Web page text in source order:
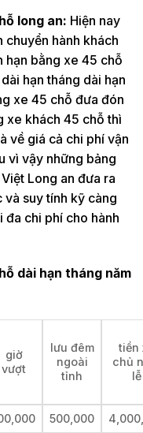
long an: Hiện nay
hành khách
hạn bằng xe 45 chỗ
hạn tháng dài hạn
xe 45 chỗ đưa đón
xe khách 45 chỗ thì
về giá cả chi phí vận
vì vậy những bảng
Long an đưa ra
suy tính kỹ càng
chi phí cho hành
dài hạn tháng năm
giờ
vượt
lưu đêm
ngoài
tỉnh
tiền
chủ
lễ
500,000